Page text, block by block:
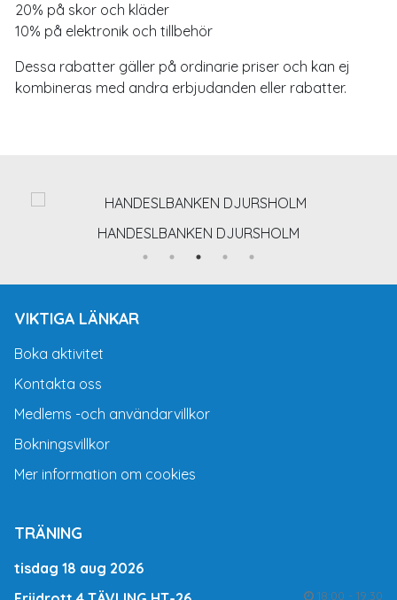
20% på skor och kläder
10% på elektronik och tillbehör
Dessa rabatter gäller på ordinarie priser och kan ej
kombineras med andra erbjudanden eller rabatter.
HANDESLBANKEN DJURSHOLM
VIKTIGA LÄNKAR
Boka aktivitet
Kontakta oss
Medlems -och användarvillkor
Bokningsvillkor
Mer information om cookies
TRÄNING
tisdag 18 aug 2026
18:00 - 19:30